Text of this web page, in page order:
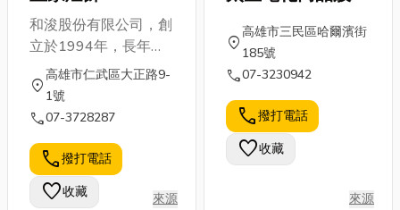
市面上琳瑯滿
目的款式、材
質和功能，是
不是感到有些
眼花撩亂呢？
別擔心！本文
析如何挑選最
適合您的沙
發...
輸：適用於零
星包裹、大宗
商品、生活物
流與倉儲：涵
蓋貨品存放、
件？安裝時又
角呢？今天小
編就來為你一
一解答！文章
最後還會整理
出在值得推薦
和浚股份有限公司，創
立於1994年，長年經
營傳統行銷服務。因
此，感念於讓好的品質
及服務優良之形象特別
程』為服務品牌並增設
此平台提供最合理的價
格，來享受最高品質、
location_on
高雄市仁武區大正路9-
1號
call07-3728287
call撥打電話
favorite收藏 來源
有限公司
location_on
高雄市三民區哈爾濱街
185號
call07-3230942
call撥打電話
favorite收藏
來源